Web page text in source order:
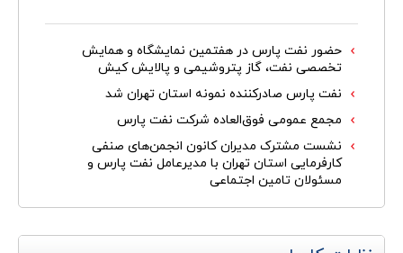
حضور نفت پارس در هفتمین نمایشگاه و همایش
تخصصی نفت، گاز پتروشیمی و پالایش کیش
نفت پارس صادرکننده نمونه استان تهران شد
مجمع عمومی فوق‌العاده شرکت نفت پارس
نشست مشترک مدیران کانون انجمن‌های صنفی
کارفرمایی استان تهران با مدیرعامل نفت پارس و
مسئولان تامین اجتماعی